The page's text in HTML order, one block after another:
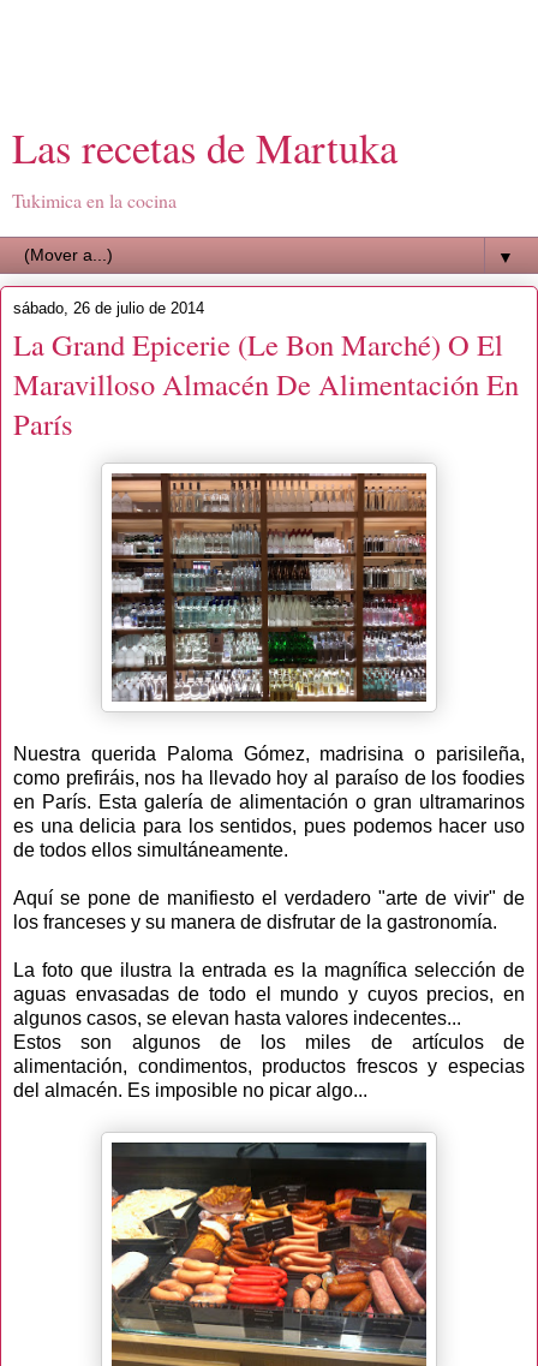
Las recetas de Martuka
Tukimica en la cocina
▼
sábado, 26 de julio de 2014
La Grand Epicerie (Le Bon Marché) O El
Maravilloso Almacén De Alimentación En
París
Nuestra querida Paloma Gómez, madrisina o parisileña,
como prefiráis, nos ha llevado hoy al paraíso de los foodies
en París. Esta galería de alimentación o gran ultramarinos
es una delicia para los sentidos, pues podemos hacer uso
de todos ellos simultáneamente.
Aquí se pone de manifiesto el verdadero "arte de vivir" de
los franceses y su manera de disfrutar de la gastronomía.
La foto que ilustra la entrada es la magnífica selección de
aguas envasadas de todo el mundo y cuyos precios, en
algunos casos, se elevan hasta valores indecentes...
Estos son algunos de los miles de artículos de
alimentación, condimentos, productos frescos y especias
del almacén. Es imposible no picar algo...